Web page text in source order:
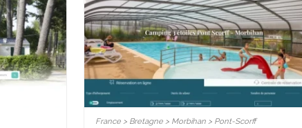
France > Bretagne > Morbihan > Pont-Scorff